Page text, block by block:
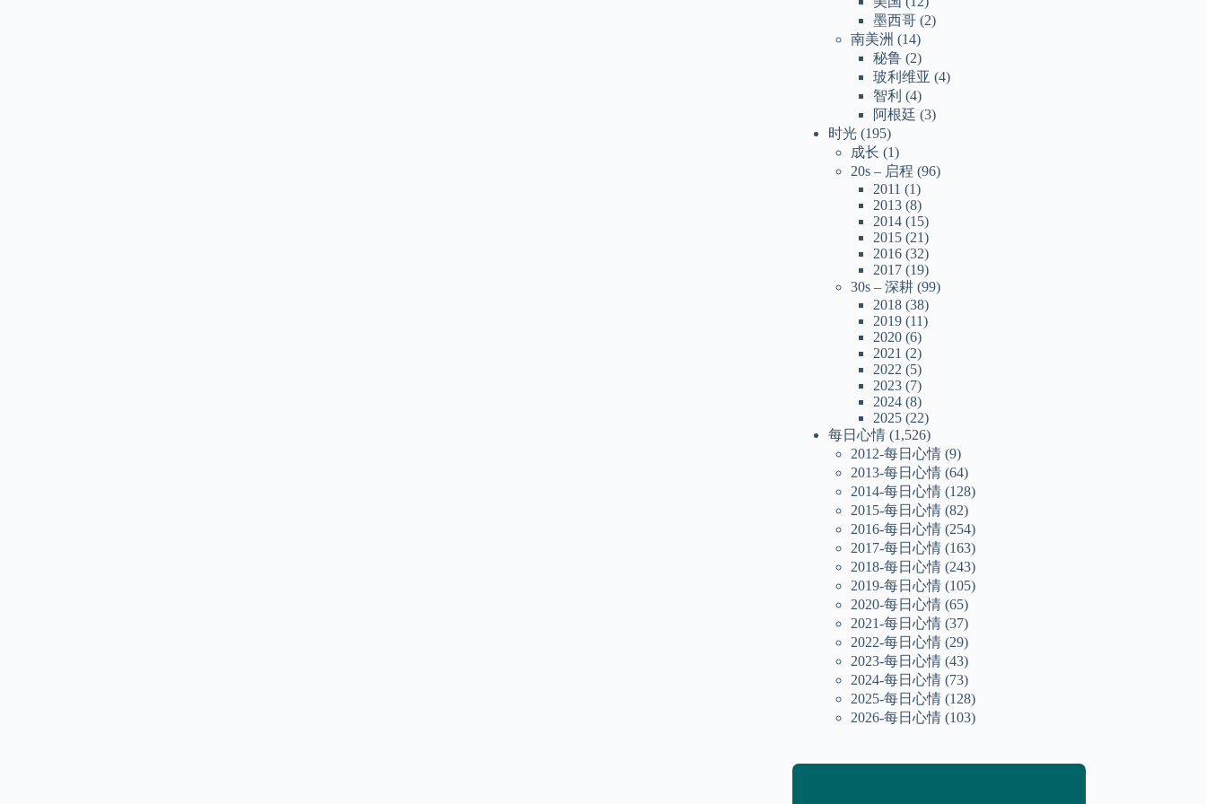
墨西哥 (2)
南美洲 (14)
秘鲁 (2)
玻利维亚 (4)
智利 (4)
阿根廷 (3)
时光 (195)
成长 (1)
20s – 启程 (96)
2011 (1)
2013 (8)
2014 (15)
2015 (21)
2016 (32)
2017 (19)
30s – 深耕 (99)
2018 (38)
2019 (11)
2020 (6)
2021 (2)
2022 (5)
2023 (7)
2024 (8)
2025 (22)
每日心情 (1,526)
2012-每日心情 (9)
2013-每日心情 (64)
2014-每日心情 (128)
2015-每日心情 (82)
2016-每日心情 (254)
2017-每日心情 (163)
2018-每日心情 (243)
2019-每日心情 (105)
2020-每日心情 (65)
2021-每日心情 (37)
2022-每日心情 (29)
2023-每日心情 (43)
2024-每日心情 (73)
2025-每日心情 (128)
2026-每日心情 (103)